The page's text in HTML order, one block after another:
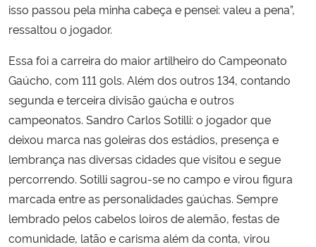
isso passou pela minha cabeça e pensei: valeu a pena”,
ressaltou o jogador.
Essa foi a carreira do maior artilheiro do Campeonato
Gaúcho, com 111 gols. Além dos outros 134, contando
segunda e terceira divisão gaúcha e outros
campeonatos. Sandro Carlos Sotilli: o jogador que
deixou marca nas goleiras dos estádios, presença e
lembrança nas diversas cidades que visitou e segue
percorrendo. Sotilli sagrou-se no campo e virou figura
marcada entre as personalidades gaúchas. Sempre
lembrado pelos cabelos loiros de alemão, festas de
comunidade, latão e carisma além da conta, virou